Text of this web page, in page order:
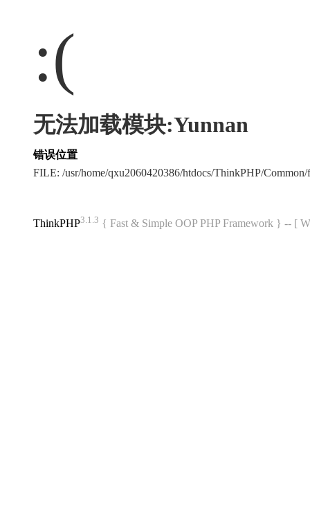
:(
无法加载模块:Yunnan
错误位置
FILE: /usr/home/qxu2060420386/htdocs/ThinkPHP/
ThinkPHP3.1.3 { Fast & Simple OOP PHP Framework } -- [